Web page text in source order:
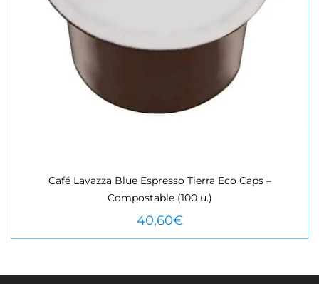
VEURE MÉS
Café Lavazza Blue Espresso Tierra Eco Caps –
Compostable (100 u.)
40,60€